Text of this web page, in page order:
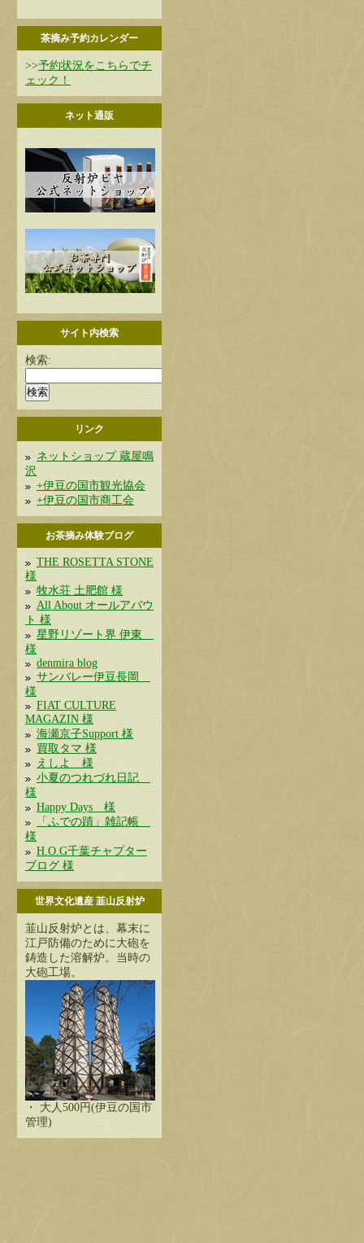
茶摘み予約カレンダー
>>予約状況をこちらでチ
ェック！
ネット通販
サイト内検索
検索:
リンク
ネットショップ 蔵屋鳴
沢
+伊豆の国市観光協会
+伊豆の国市商工会
お茶摘み体験ブログ
THE ROSETTA STONE
様
牧水荘 土肥館 様
All About オールアバウ
ト 様
星野リゾート界 伊東
様
denmira blog
サンバレー伊豆長岡
様
FIAT CULTURE
MAGAZIN 様
海瀬京子Support 様
買取タマ 様
えしよ 様
小夏のつれづれ日記
様
Happy Days 様
「ふでの蹟」雑記帳
様
H.O.G千葉チャプター
ブログ 様
世界文化遺産 韮山反射炉
韮山反射炉とは、幕末に
江戸防備のために大砲を
鋳造した溶解炉。当時の
大砲工場。
・ 大人500円(伊豆の国市
管理)